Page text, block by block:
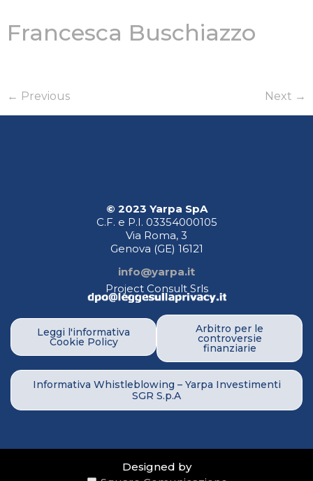
Francesca Buschiazzo
← Previous Next →
© 2023 Yarpa SpA
C.F. e P.I. 03354000105
Via Roma, 3
Genova (GE) 16121
info@yarpa.it
Project Consult Srls
Leggi l'informativa
Cookie Policy
Arbitro per le
controversie
finanziarie
Informativa Whistleblowing – Yarpa Investimenti
SGR S.p.A
Designed by